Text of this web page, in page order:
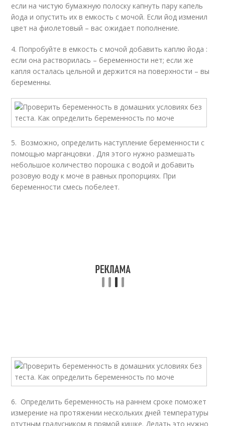
если на чистую бумажную полоску капнуть пару капель
йода и опустить их в емкость с мочой. Если йод изменил
цвет на фиолетовый – вас ожидает пополнение.
4. Попробуйте в емкость с мочой добавить каплю йода :
если она растворилась ­– беременности нет; если же
капля осталась цельной и держится на поверхности – вы
беременны.
5. Возможно, определить наступление беременности с
помощью марганцовки . Для этого нужно размешать
небольшое количество порошка с водой и добавить
розовую воду к моче в равных пропорциях. При
беременности смесь побелеет.
6. Определить беременность на раннем сроке поможет
измерение на протяжении нескольких дней температуры
ртутным градусником в прямой кишке. Делать это нужно